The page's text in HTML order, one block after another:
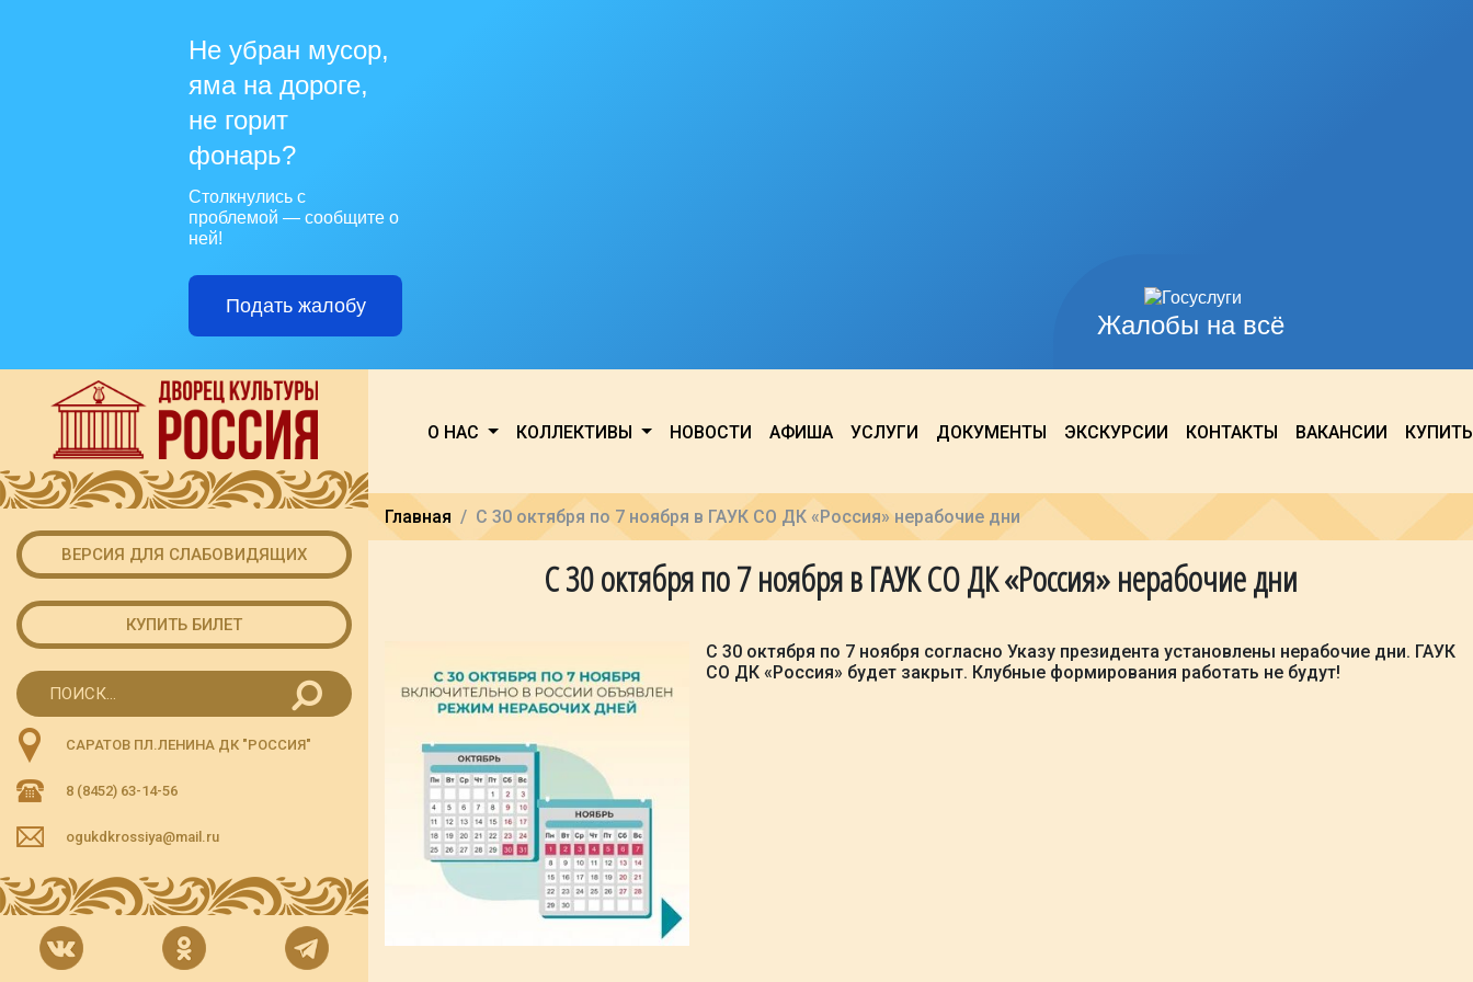
Жалобы на всё
Не убран мусор,
яма на дороге,
не горит
фонарь?
Столкнулись с
проблемой — сообщите о
ней!
Подать жалобу
ВЕРСИЯ ДЛЯ СЛАБОВИДЯЩИХ
КУПИТЬ БИЛЕТ
САРАТОВ ПЛ.ЛЕНИНА ДК "РОССИЯ"
8 (8452) 63-14-56
ogukdkrossiya@mail.ru
О НАС КОЛЛЕКТИВЫ НОВОСТИ АФИША УСЛУГИ ДОКУМЕНТЫ ЭКСКУРСИИ КОНТАКТЫ ВАКАНСИИ
Главная С 30 октября по 7 ноября в ГАУК СО ДК «Россия» нерабочие дни
С 30 октября по 7 ноября в ГАУК СО ДК «Россия» нерабочие дни
С 30 октября по 7 ноября согласно Указу президента установлены нерабочие дни. ГАУК
СО ДК «Россия» будет закрыт. Клубные формирования работать не будут!